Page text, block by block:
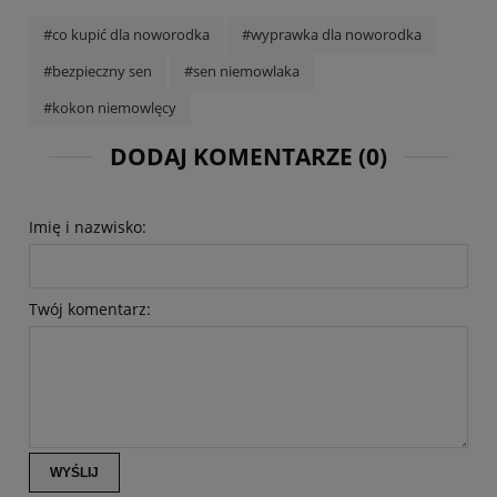
#co kupić dla noworodka
#wyprawka dla noworodka
#bezpieczny sen
#sen niemowlaka
#kokon niemowlęcy
DODAJ KOMENTARZE (0)
Imię i nazwisko:
Twój komentarz:
WYŚLIJ